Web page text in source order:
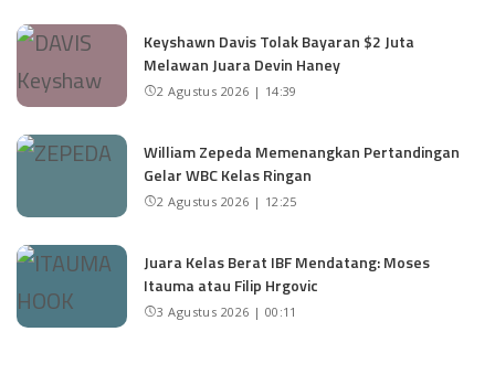
Keyshawn Davis Tolak Bayaran $2 Juta
Melawan Juara Devin Haney
2 Agustus 2026 | 14:39
William Zepeda Memenangkan Pertandingan
Gelar WBC Kelas Ringan
2 Agustus 2026 | 12:25
Juara Kelas Berat IBF Mendatang: Moses
Itauma atau Filip Hrgovic
3 Agustus 2026 | 00:11